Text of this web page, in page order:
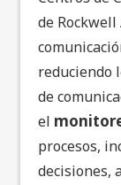
de
reduciendo
de
el
procesos,
decisiones,